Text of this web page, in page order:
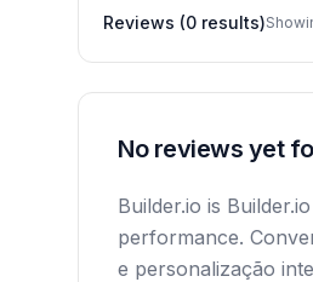
Reviews (0 results)
No reviews yet
Builder.io is
performance.
e personalização